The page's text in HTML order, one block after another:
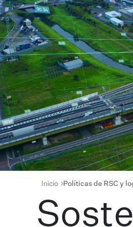
Inicio Políticas de RSC y